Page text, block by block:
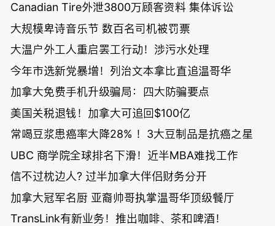
Canadian Tire外泄3800万顾客资料 集体诉讼
大规模卑诗音乐节 数百名司机被罚票
大温户外工人重启罢工行动！涉污水处理
今年市选新党暴增！列治文本拿比直追温哥华
加拿大免费手机升级骗局：四大防骗要点
美国关税退钱！加拿大可追回$100亿
常喝豆浆患癌率大降28% ！3大豆制品是抗癌之星
UBC 商学院全球排名下滑！近半MBA难找工作
信不过枕边人? 过半加拿大伴侣财务分开
加拿大冠军名厨 亚裔帅哥执掌温哥华顶级餐厅
TransLink有新业务！推出咖啡、茶和啤酒！